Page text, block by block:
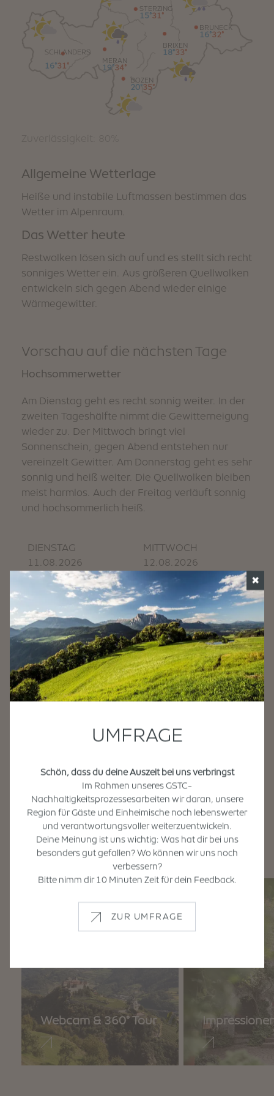
✖
UMFRAGE
Schön, dass du deine Auszeit bei uns verbringst
Im Rahmen unseres GSTC-
Nachhaltigkeitsprozessesarbeiten wir daran, unsere
Region für Gäste und Einheimische noch lebenswerter
und verantwortungsvoller weiterzuentwickeln.
Deine Meinung ist uns wichtig: Was hat dir bei uns
besonders gut gefallen? Wo können wir uns noch
verbessern?
Bitte nimm dir 10 Minuten Zeit für dein Feedback.
ZUR UMFRAGE
SOMMER
Urlaubspakete
SCHLANDERS
16°31°
MERAN
19°34°
BOZEN
20°35°
STERZING
15°31°
BRIXEN
18°33°
BRUNECK
16°32°
Allgemeine Wetterlage
Heiße und instabile Luftmassen bestimmen das
Wetter im Alpenraum.
Das Wetter heute
Restwolken lösen sich auf und es stellt sich recht
sonniges Wetter ein. Aus größeren Quellwolken
entwickeln sich gegen Abend wieder einige
Wärmegewitter.
Vorschau auf die nächsten Tage
Hochsommerwetter
Am Dienstag geht es recht sonnig weiter. In der
zweiten Tageshälfte nimmt die Gewitterneigung
wieder zu. Der Mittwoch bringt viel
Sonnenschein, gegen Abend entstehen nur
vereinzelt Gewitter. Am Donnerstag geht es sehr
sonnig und heiß weiter. Die Quellwolken bleiben
meist harmlos. Auch der Freitag verläuft sonnig
und hochsommerlich heiß.
DIENSTAG
11.08.2026
13/19°28/36°
Zuverlässigkeit: 70%
MITTWOCH
12.08.2026
13/19°28/36°
Zuverlässigkeit: 70%
DONNERSTAG
13.08.2026
FREITAG
14.08.2026
12/20°29/36°
https://provinz.bz.it/wetter
Webcam & 360° Tour